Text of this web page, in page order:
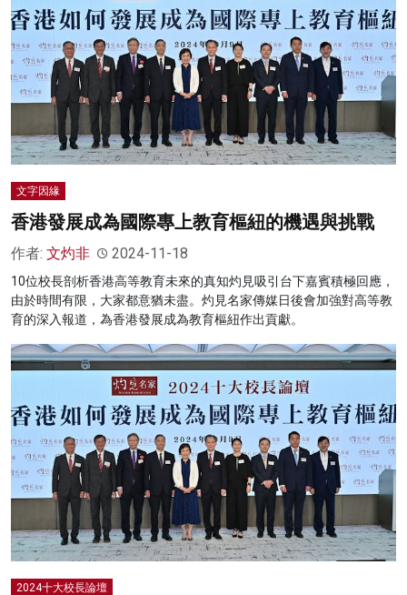
文字因緣
香港發展成為國際專上教育樞紐的機遇與挑戰
作者: 文灼非 2024-11-18
10位校長剖析香港高等教育未來的真知灼見吸引台下嘉賓積極回應，
由於時間有限，大家都意猶未盡。灼見名家傳媒日後會加強對高等教
育的深入報道，為香港發展成為教育樞紐作出貢獻。
2024十大校長論壇